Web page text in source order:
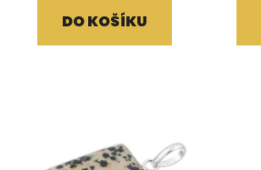
DO KOŠÍKU